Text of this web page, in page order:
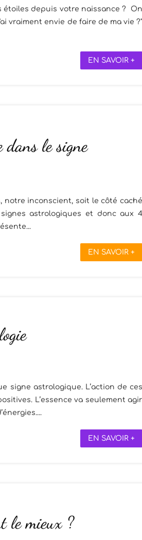
étoiles depuis votre naissance ?
vraiment envie de faire de ma vie
EN SAVOIR +
le signe
notre inconscient, soit le côté
astrologiques et donc aux
EN SAVOIR +
signe astrologique. L’action de
L’essence va seulement
EN SAVOIR +
le mieux ?